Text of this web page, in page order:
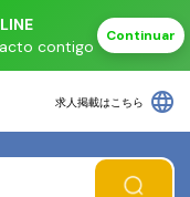
contigo
Continuar
求人掲載はこちら language